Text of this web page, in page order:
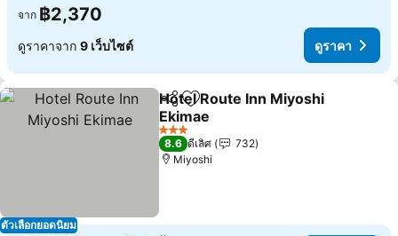
จาก ฿2,370
ดูราคาจาก 9 เว็บไซต์ ดูราคา
ตัวเลือกยอดนิยม
แชร์ เพิ่มในรายการโปรด
Hotel Route Inn Miyoshi
Ekimae
ดูราคา
3 ดาว
8.6 ดีเลิศ
732
Miyoshi